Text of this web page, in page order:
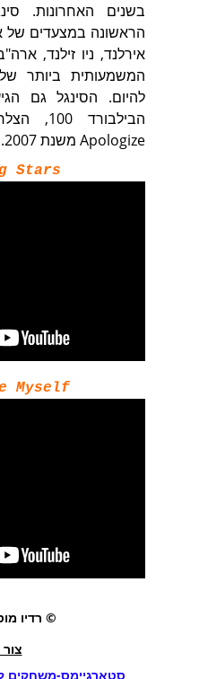
בשנים האחרונות.
הראשונה במצעדים של
אירלנד, ניו זילנד,
המשמעותית ביותר
להיום. הסינגל גם
Apologize משנת 2007.
Stars
Myself
© רדיו
סטארגיימס-משחקים